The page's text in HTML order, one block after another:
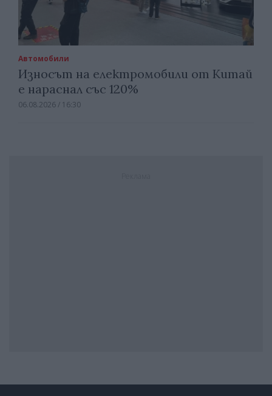
Автомобили
Износът на електромобили от Китай
е нараснал със 120%
06.08.2026 / 16:30